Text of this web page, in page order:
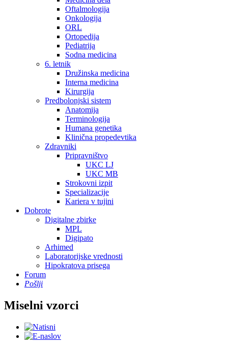
Oftalmologija
Onkologija
ORL
Ortopedija
Pediatrija
Sodna medicina
6. letnik
Družinska medicina
Interna medicina
Kirurgija
Predbolonjski sistem
Anatomija
Terminologija
Humana genetika
Klinična propedevtika
Zdravniki
Pripravništvo
UKC LJ
UKC MB
Strokovni izpit
Specializacije
Kariera v tujini
Dobrote
Digitalne zbirke
MPL
Digipato
Arhimed
Laboratorijske vrednosti
Hipokratova prisega
Forum
Pošlji
Miselni vzorci